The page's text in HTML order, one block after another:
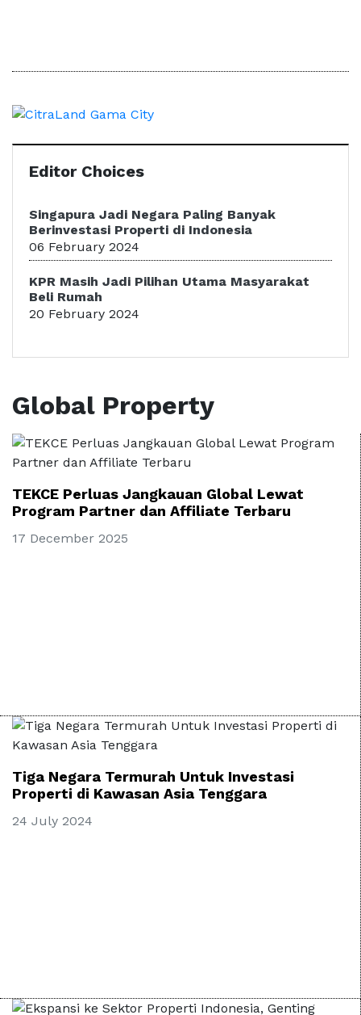
Editor Choices
Singapura Jadi Negara Paling Banyak
Berinvestasi Properti di Indonesia
06 February 2024
KPR Masih Jadi Pilihan Utama Masyarakat
Beli Rumah
20 February 2024
Global Property
TEKCE Perluas Jangkauan Global Lewat
Program Partner dan Affiliate Terbaru
17 December 2025
Tiga Negara Termurah Untuk Investasi
Properti di Kawasan Asia Tenggara
24 July 2024